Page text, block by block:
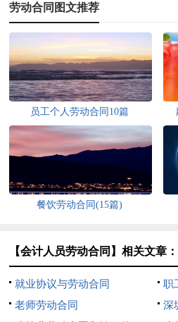
劳动合同图文推荐
员工个人劳动合同10篇
餐饮劳动合同(15篇)
【会计人员劳动合同】相关文章：
就业协议与劳动合同
职
老师劳动合同
深